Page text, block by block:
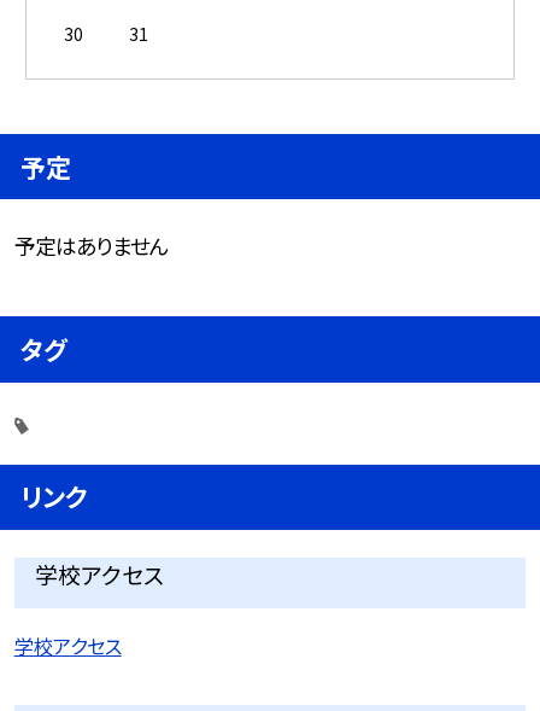
30
31
予定
予定はありません
タグ
リンク
学校アクセス
学校アクセス